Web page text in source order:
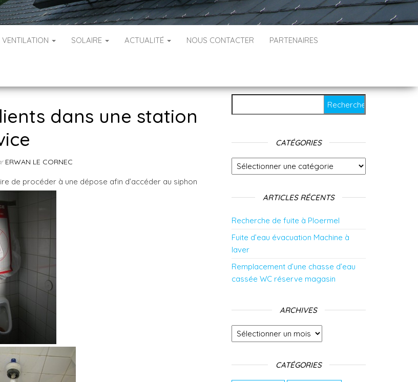
VENTILATION SOLAIRE ACTUALITÉ NOUS CONTACTER PARTENAIRES
dans une station
ERWAN LE CORNEC
de procéder à une dépose afin d’accéder au siphon
CATÉGORIES
Catégories
ARTICLES RÉCENTS
Recherche de fuite à Ploermel
Fuite d’eau évacuation Machine à
laver
Remplacement d’une chasse d’eau
cassée WC réserve magasin
ARCHIVES
Archives
CATÉGORIES